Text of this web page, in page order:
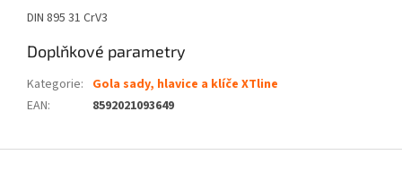
DIN 895 31 CrV3
Doplňkové parametry
Kategorie: Gola sady, hlavice a klíče XTline
EAN: 8592021093649